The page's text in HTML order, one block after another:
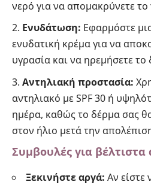
νερό για να απομακρύνετε το
Ενυδάτωση: Εφαρμόστε
ενυδατική κρέμα για να
υγρασία και να ηρεμήσετε το
Αντηλιακή προστασία:
αντηλιακό με SPF 30 ή
ημέρα, καθώς το δέρμα σας
στον ήλιο μετά την
Συμβουλές για
Ξεκινήστε αργά: Αν είστε